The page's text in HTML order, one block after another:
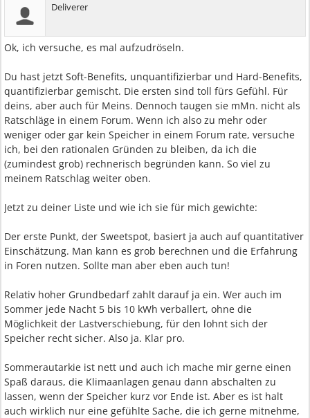
Deliverer
Ok, ich versuche, es mal aufzudröseln.
Du hast jetzt Soft-Benefits, unquantifizierbar und Hard-Benefits,
quantifizierbar gemischt. Die ersten sind toll fürs Gefühl. Für
deins, aber auch für Meins. Dennoch taugen sie mMn. nicht als
Ratschläge in einem Forum. Wenn ich also zu mehr oder
weniger oder gar kein Speicher in einem Forum rate, versuche
ich, bei den rationalen Gründen zu bleiben, da ich die
(zumindest grob) rechnerisch begründen kann. So viel zu
meinem Ratschlag weiter oben.
Jetzt zu deiner Liste und wie ich sie für mich gewichte:
Der erste Punkt, der Sweetspot, basiert ja auch auf quantitativer
Einschätzung. Man kann es grob berechnen und die Erfahrung
in Foren nutzen. Sollte man aber eben auch tun!
Relativ hoher Grundbedarf zahlt darauf ja ein. Wer auch im
Sommer jede Nacht 5 bis 10 kWh verballert, ohne die
Möglichkeit der Lastverschiebung, für den lohnt sich der
Speicher recht sicher. Also ja. Klar pro.
Sommerautarkie ist nett und auch ich mache mir gerne einen
Spaß daraus, die Klimaanlagen genau dann abschalten zu
lassen, wenn der Speicher kurz vor Ende ist. Aber es ist halt
auch wirklich nur eine gefühlte Sache, die ich gerne mitnehme,